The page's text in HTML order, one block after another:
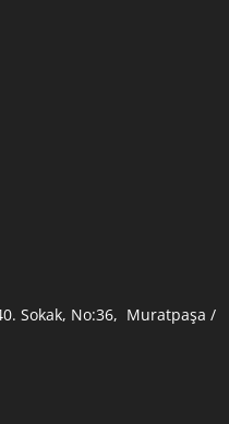
Sokak, No:36, Muratpaşa /